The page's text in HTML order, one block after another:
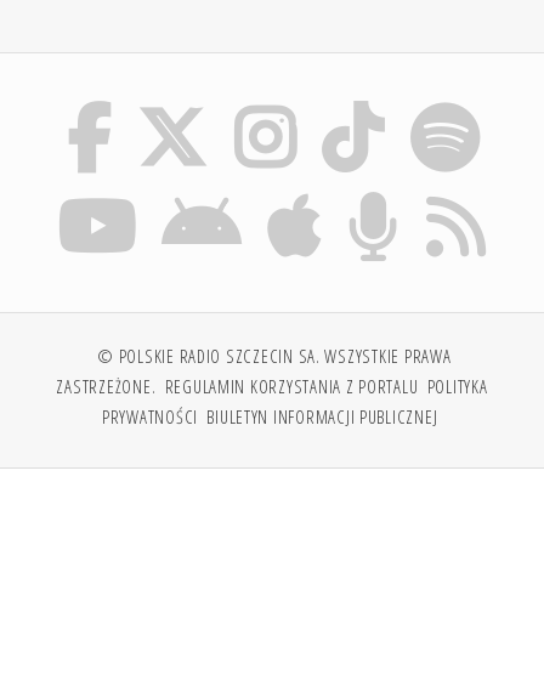
© POLSKIE RADIO SZCZECIN SA. WSZYSTKIE PRAWA
ZASTRZEŻONE. REGULAMIN KORZYSTANIA Z PORTALU POLITYKA
PRYWATNOŚCI BIULETYN INFORMACJI PUBLICZNEJ